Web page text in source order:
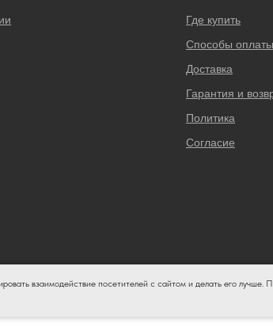
взаимодействие посетителей с сайтом и делать его лучше.
Где купить
Способы оплаты
Доставка
Гарантия и
Политика
Согласие
информационный характер и ни при каких условиях не
информации о стоимости и сроках выполнения услуг,